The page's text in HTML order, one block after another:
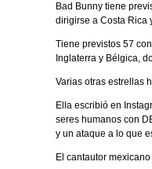
Bad Bunny tiene
dirigirse a Costa Rica
Tiene previstos 57
Inglaterra y Bélgica,
Varias otras estrellas
Ella escribió en
seres humanos con
y un ataque a lo que
El cantautor